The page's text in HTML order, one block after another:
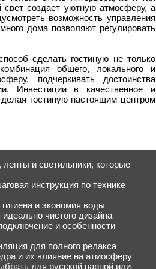
создает уютную атмосферу, а
возможность управления
дома позволяют регулировать
сделать гостиную не только
общего, локального и
подчеркивать достоинства
Инвестиции в качественное и
гостиную настоящим центром
и светильники, которые
инструкция по технике
и экономия воды
чистого дизайна
и особенности
для полного релакса
и их влияние на атмосферу
для русской парной или